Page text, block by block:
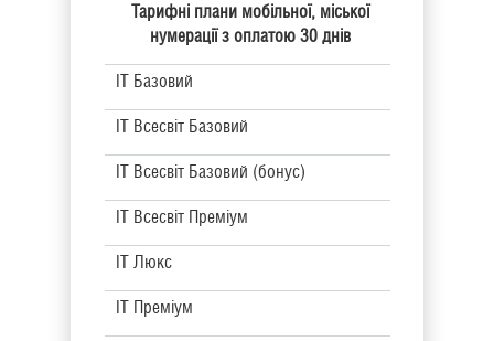
Тарифні плани мобільної, міської
нумерації з оплатою 30 днів
IT Базовий
IT Всесвіт Базовий
IT Всесвіт Базовий (бонус)
IT Всесвіт Преміум
IT Люкс
IT Преміум